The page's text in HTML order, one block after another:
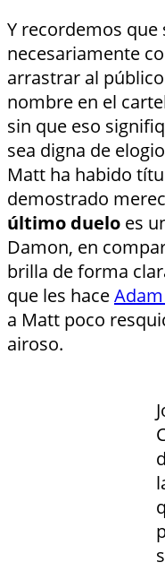
Y recordemos que
necesariamente
arrastrar al
nombre en el
sin que eso
sea digna de
Matt ha habido
demostrado
último duelo es
Damon, en
brilla de forma
que les hace
a Matt poco
airoso.